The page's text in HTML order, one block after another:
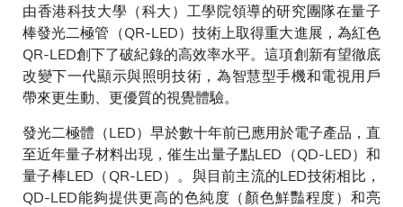
由香港科技大學（科大）工學院領導的研究團隊在量子
棒發光二極管（QR-LED）技術上取得重大進展，為紅色
QR-LED創下了破紀錄的高效率水平。這項創新有望徹底
改變下一代顯示與照明技術，為智慧型手機和電視用戶
帶來更生動、更優質的視覺體驗。
發光二極體（LED）早於數十年前已應用於電子產品，直
至近年量子材料出現，催生出量子點LED（QD-LED）和
量子棒LED（QR-LED）。與目前主流的LED技術相比，
QD-LED能夠提供更高的色純度（顏色鮮豔程度）和亮